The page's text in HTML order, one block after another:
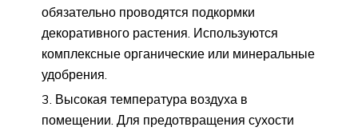
обязательно проводятся подкормки
декоративного растения. Используются
комплексные органические или минеральные
удобрения.
Высокая температура воздуха в
помещении. Для предотвращения сухости